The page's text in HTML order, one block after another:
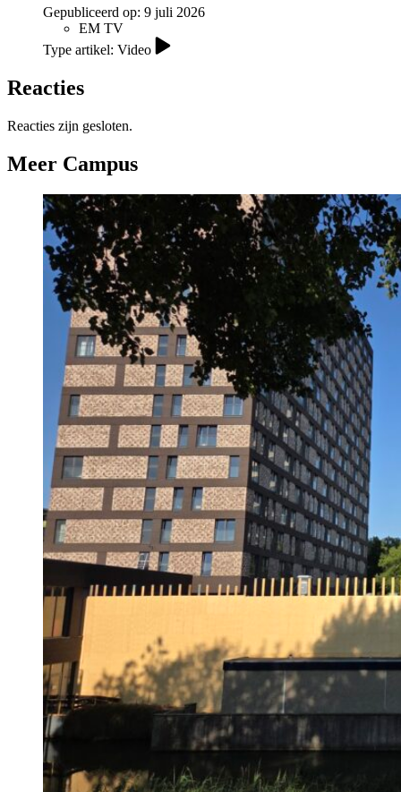
Gepubliceerd op: 9 juli 2026
EM TV
Type artikel: Video
Reacties
Reacties zijn gesloten.
Meer Campus